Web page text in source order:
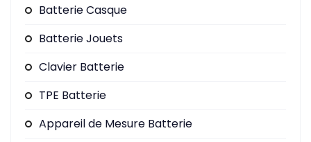
Batterie Casque
Batterie Jouets
Clavier Batterie
TPE Batterie
Appareil de Mesure Batterie